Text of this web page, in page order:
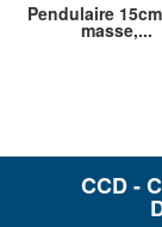
Pendulaire
masse,...
CCD -